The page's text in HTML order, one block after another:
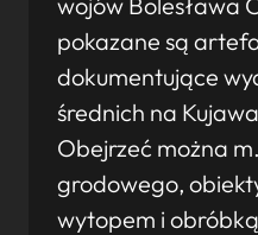
pokazane są
dokumentujące
średnich na
Obejrzeć można
grodowego,
wytopem i